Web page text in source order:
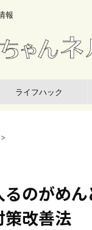
報
ライフハック
>
のがめ
策改善法